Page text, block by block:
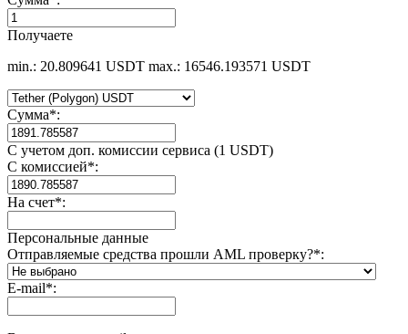
Получаете
min.: 20.809641 USDT max.: 16546.193571 USDT
Сумма*:
С учетом доп. комиссии сервиса (1 USDT)
С комиссией*:
На счет*:
Персональные данные
Отправляемые средства прошли AML проверку?*:
E-mail*: